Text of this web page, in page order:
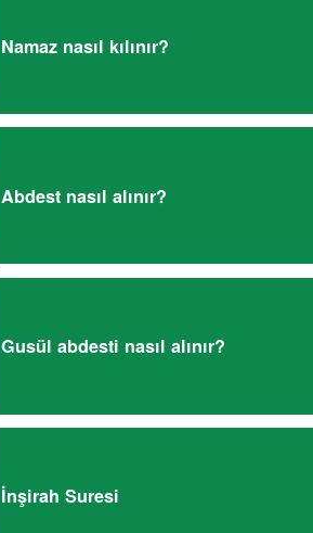
Namaz nasıl kılınır?
Abdest nasıl alınır?
Gusül abdesti nasıl alınır?
İnşirah Suresi